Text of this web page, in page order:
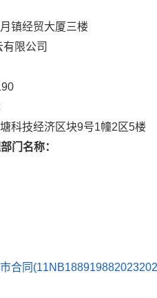
镇经贸大厦三楼
有限公司
科技经济区块9号1幢2区5楼
门名称：
合同